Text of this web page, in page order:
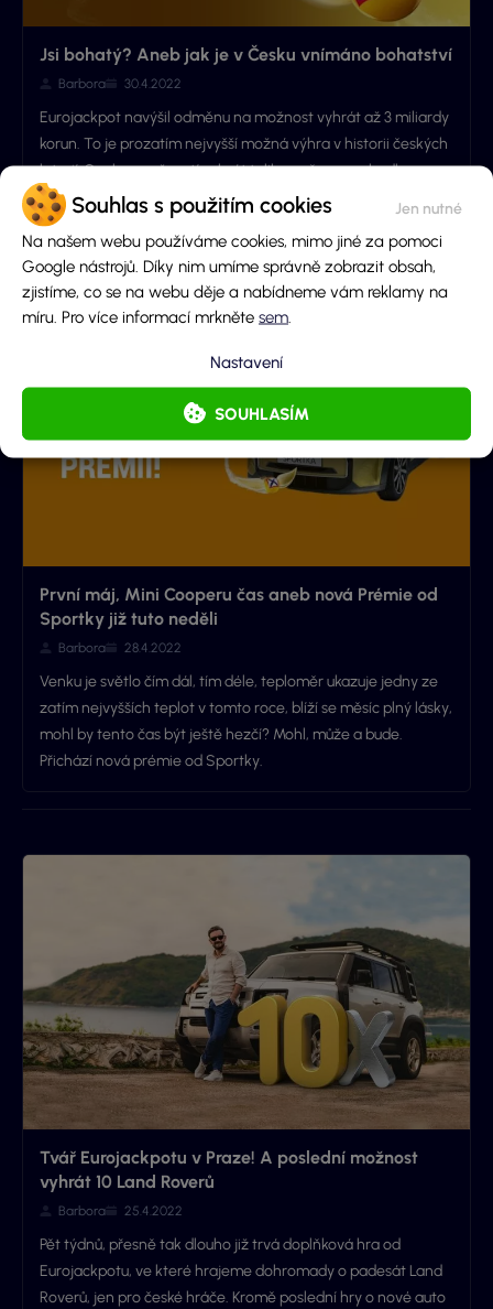
Souhlas s použitím cookies
Na našem webu používáme cookies, mimo jiné za pomoci
Google nástrojů. Díky nim umíme správně zobrazit obsah,
zjistíme, co se na webu děje a nabídneme vám reklamy na
míru. Pro více informací mrkněte sem
SOUHLASÍM
Nastavení
Jsi bohatý? Aneb jak je v Česku vnímáno bohatství
Barbora 30.4.2022
Eurojackpot navýšil odměnu na možnost vyhrát až 3 miliardy
korun. To je prozatím nejvyšší možná výhra v historii českých
loterií. Spolu s možností vyhrát tolik peněz se rozhodla
Sportka udělat průzkum, na ten se spolu dnes podíváme.
První máj, Mini Cooperu čas aneb nová Prémie od
Sportky již tuto neděli
Barbora 28.4.2022
Venku je světlo čím dál, tím déle, teploměr ukazuje jedny ze
zatím nejvyšších teplot v tomto roce, blíží se měsíc plný lásky,
mohl by tento čas být ještě hezčí? Mohl, může a bude.
Přichází nová prémie od Sportky.
Tvář Eurojackpotu v Praze! A poslední možnost
vyhrát 10 Land Roverů
Barbora 25.4.2022
Pět týdnů, přesně tak dlouho již trvá doplňková hra od
Eurojackpotu, ve které hrajeme dohromady o padesát Land
Roverů, jen pro české hráče. Kromě poslední hry o nové auto